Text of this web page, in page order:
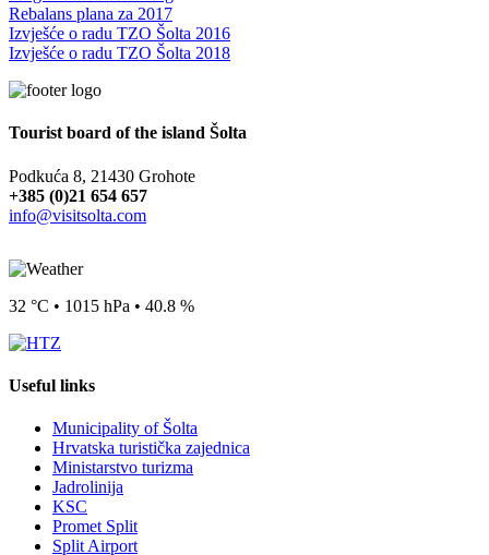
Rebalans plana za 2017
Izvješće o radu TZO Šolta 2016
Izvješće o radu TZO Šolta 2018
Tourist board of the island Šolta
Podkuća 8, 21430 Grohote
+385 (0)21 654 657
info@visitsolta.com
32 °C • 1015 hPa • 40.8 %
Useful links
Municipality of Šolta
Hrvatska turistička zajednica
Ministarstvo turizma
Jadrolinija
KSC
Promet Split
Split Airport